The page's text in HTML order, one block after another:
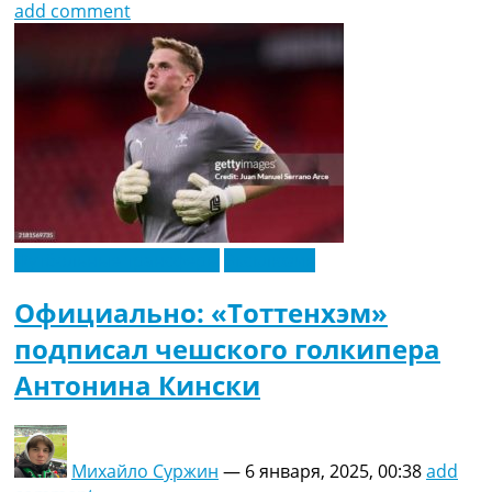
add comment
Официально: «Тоттенхэм»
подписал чешского голкипера
Антонина Кински
Михайло Суржин — 6 января, 2025, 00:38add